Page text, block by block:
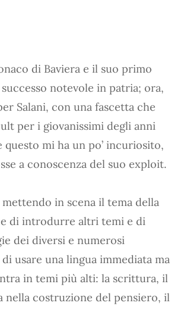
di Baviera e il suo primo
successo notevole in patria; ora,
Salani, con una fascetta che
per i giovanissimi degli anni
mi ha un po’ incuriosito,
a conoscenza del suo exploit.
in scena il tema della
di introdurre altri temi e di
dei diversi e numerosi
usare una lingua immediata ma
in temi più alti: la scrittura, il
nella costruzione del pensiero, il